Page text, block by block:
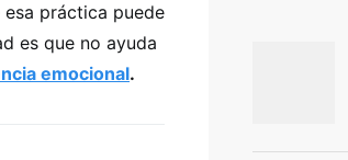
práctica puede
es que no ayuda
emocional.